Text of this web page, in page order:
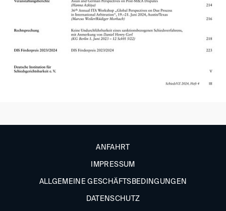
ANFAHRT
IMPRESSUM
ALLGEMEINE GESCHÄFTSBEDINGUNGEN
DATENSCHUTZ